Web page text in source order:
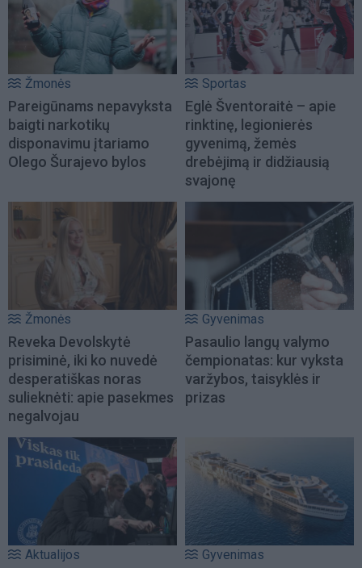
Žmonės
Pareigūnams nepavyksta
baigti narkotikų
disponavimu įtariamo
Olego Šurajevo bylos
Sportas
Eglė Šventoraitė – apie
rinktinę, legionierės
gyvenimą, žemės
drebėjimą ir didžiausią
svajonę
Žmonės
Reveka Devolskytė
prisiminė, iki ko nuvedė
desperatiškas noras
sulieknėti: apie pasekmes
negalvojau
Gyvenimas
Pasaulio langų valymo
čempionatas: kur vyksta
varžybos, taisyklės ir
prizas
Aktualijos Gyvenimas